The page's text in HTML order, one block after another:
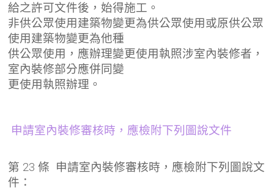
給之許可文件後，始得施工。
非供公眾使用建築物變更為供公眾使用或原供公眾
使用建築物變更為他種
供公眾使用，應辦理變更使用執照涉室內裝修者，
室內裝修部分應併同變
更使用執照辦理。
申請室內裝修審核時，應檢附下列圖說文件
第 23 條 申請室內裝修審核時，應檢附下列圖說文
件：